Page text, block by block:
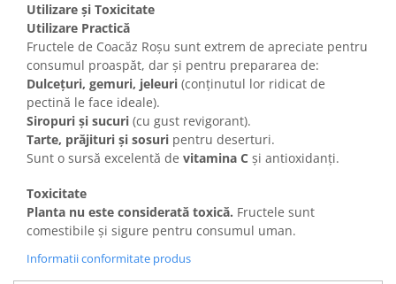
Utilizare și Toxicitate
Utilizare Practică
Fructele de Coacăz Roșu sunt extrem de apreciate pentru
consumul proaspăt, dar și pentru prepararea de:
Dulcețuri, gemuri, jeleuri (conținutul lor ridicat de
pectină le face ideale).
Siropuri și sucuri (cu gust revigorant).
Tarte, prăjituri și sosuri pentru deserturi.
Sunt o sursă excelentă de vitamina C și antioxidanți.
Toxicitate
Planta nu este considerată toxică. Fructele sunt
comestibile și sigure pentru consumul uman.
Informatii conformitate produs